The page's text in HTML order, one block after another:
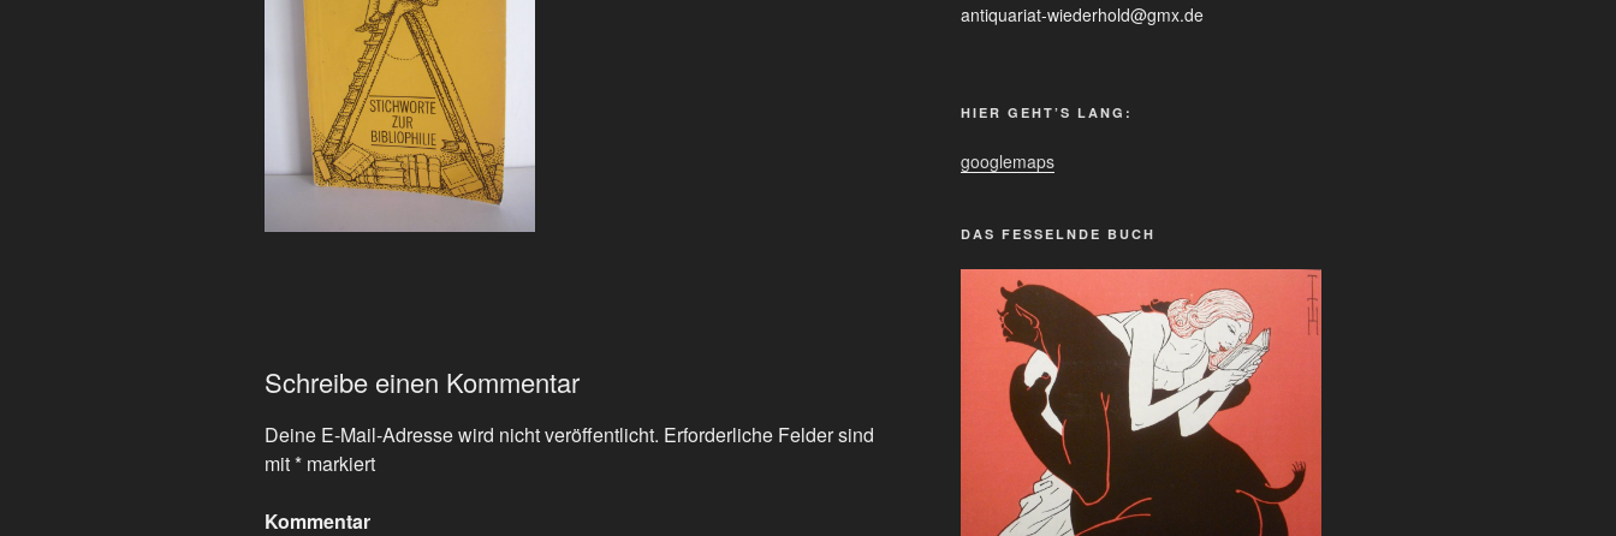
Schreibe einen Kommentar
Deine E-Mail-Adresse wird nicht veröffentlicht. Erforderliche Felder sind
mit* markiert
Kommentar
antiquariat-wiederhold@gmx.de
HIER GEHT’S LANG:
googlemaps
DAS FESSELNDE BUCH